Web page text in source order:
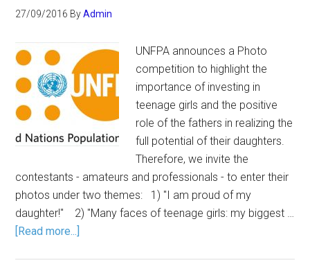
27/09/2016 ByAdmin
UNFPA announces a Photo
competition to highlight the
importance of investing in
teenage girls and the positive
role of the fathers in realizing the
full potential of their daughters.
Therefore, we invite the
contestants - amateurs and professionals - to enter their
photos under two themes: 1) "I am proud of my
daughter!" 2) "Many faces of teenage girls: my biggest …
[Read more...]